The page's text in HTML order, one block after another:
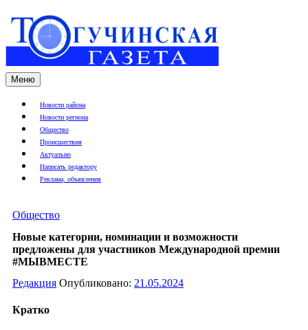
Меню
Новости района
Новости региона
Общество
Происшествия
Актуально
Написать редактору
Реклама, объявления
Общество
Новые категории, номинации и возможности
предложены для участников Международной премии
#МЫВМЕСТЕ
Редакция Опубликовано: 21.05.2024
Кратко